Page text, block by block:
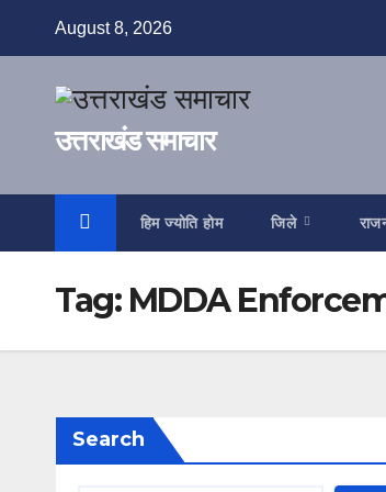
August 8, 2026
उत्तराखंड समाचार
हिम ज्योति होम जिले
Tag: MDDA
Search